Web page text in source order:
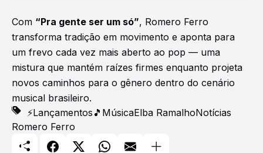
Com “Pra gente ser um só”, Romero Ferro
transforma tradição em movimento e aponta para
um frevo cada vez mais aberto ao pop — uma
mistura que mantém raízes firmes enquanto projeta
novos caminhos para o gênero dentro do cenário
musical brasileiro.
⚡Lançamentos 🎵MúsicaElba RamalhoNotícias
Romero Ferro